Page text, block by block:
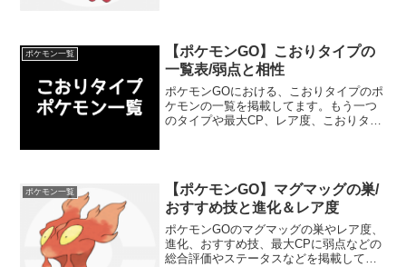
ポケモン一覧
【ポケモンGO】こおりタイプの
一覧表/弱点と相性
ポケモンGOにおける、こおりタイプのポ
ケモンの一覧を掲載してます。もう一つ
のタイプや最大CP、レア度、こおりタイ
ケモンは「ラプラス」...
ポケモン一覧
【ポケモンGO】マグマッグの巣/
おすすめ技と進化＆レア度
ポケモンGOのマグマッグの巣やレア度、
進化、おすすめ技、最大CPに弱点などの
総合評価やステータスなどを掲載してい